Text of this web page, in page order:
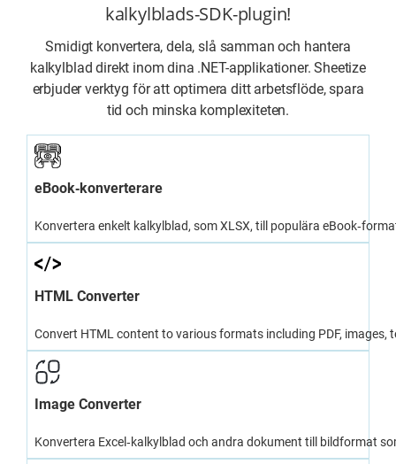
kalkylblads-SDK-plugin!
Smidigt konvertera, dela, slå samman och hantera
kalkylblad direkt inom dina .NET-applikationer. Sheetize
erbjuder verktyg för att optimera ditt arbetsflöde, spara
tid och minska komplexiteten.
eBook‑konverterare
Konvertera enkelt kalkylblad, som XLSX, till populära
HTML Converter
Convert HTML content to various formats including PDF, images,
Image Converter
Konvertera Excel‑kalkylblad och andra dokument till bildformat